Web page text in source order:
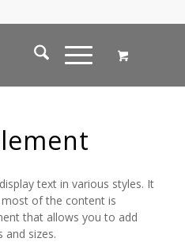
text in various styles. It
of the content is
that allows you to add
and sizes.